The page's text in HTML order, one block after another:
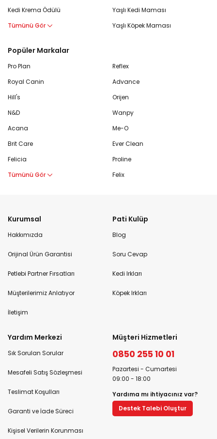
Kedi Krema Ödülü
Tümünü Gör
Yaşlı Kedi Maması
Yaşlı Köpek Maması
Popüler Markalar
Pro Plan
Royal Canin
Hill's
N&D
Acana
Brit Care
Felicia
Tümünü Gör
Reflex
Advance
Orijen
Wanpy
Me-O
Ever Clean
Proline
Felix
Kurumsal
Hakkımızda
Orijinal Ürün Garantisi
Petlebi Partner Fırsatları
Müşterilerimiz Anlatıyor
İletişim
Pati Kulüp
Blog
Soru Cevap
Kedi Irkları
Köpek Irkları
Yardım Merkezi
Sık Sorulan Sorular
Mesafeli Satış Sözleşmesi
Teslimat Koşulları
Garanti ve İade Süreci
Kişisel Verilerin Korunması
Müşteri Hizmetleri
0850 255 10 01
Pazartesi - Cumartesi
09:00 - 18:00
Yardıma mı ihtiyacınız var?
Destek Talebi Oluştur